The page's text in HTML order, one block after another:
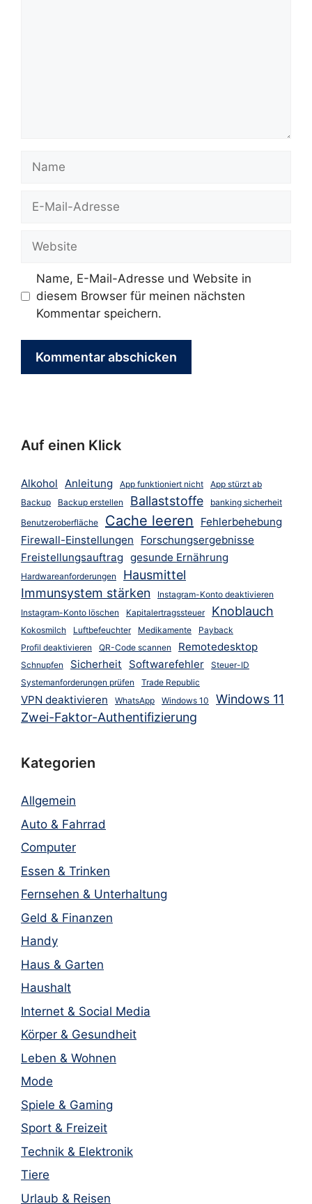
Mail-
Name, E-Mail-Adresse und Website in
diesem Browser für meinen nächsten
Kommentar speichern.
Auf einen Klick
Alkohol Anleitung App funktioniert nicht
App stürzt ab
Backup
Backup erstellen Ballaststoffe
banking sicherheit
Benutzeroberfläche
Cache leeren
Fehlerbehebung
Firewall-Einstellungen
Forschungsergebnisse
Freistellungsauftrag gesunde Ernährung
Hardwareanforderungen
Hausmittel
Immunsystem stärken
Instagram-Konto deaktivieren
Instagram-Konto löschen
Kapitalertragssteuer Knoblauch
Kokosmilch Luftbefeuchter Medikamente
Payback
Profil deaktivieren
QR-Code scannen Remotedesktop
Schnupfen Sicherheit Softwarefehler
Steuer-ID
Systemanforderungen prüfen
Trade Republic
VPN deaktivieren WhatsApp Windows 10
Windows 11
Zwei-Faktor-Authentifizierung
Kategorien
Allgemein
Auto & Fahrrad
Computer
Essen & Trinken
Fernsehen & Unterhaltung
Geld & Finanzen
Handy
Haus & Garten
Haushalt
Internet & Social Media
Körper & Gesundheit
Leben & Wohnen
Mode
Spiele & Gaming
Sport & Freizeit
Technik & Elektronik
Tiere
Urlaub & Reisen